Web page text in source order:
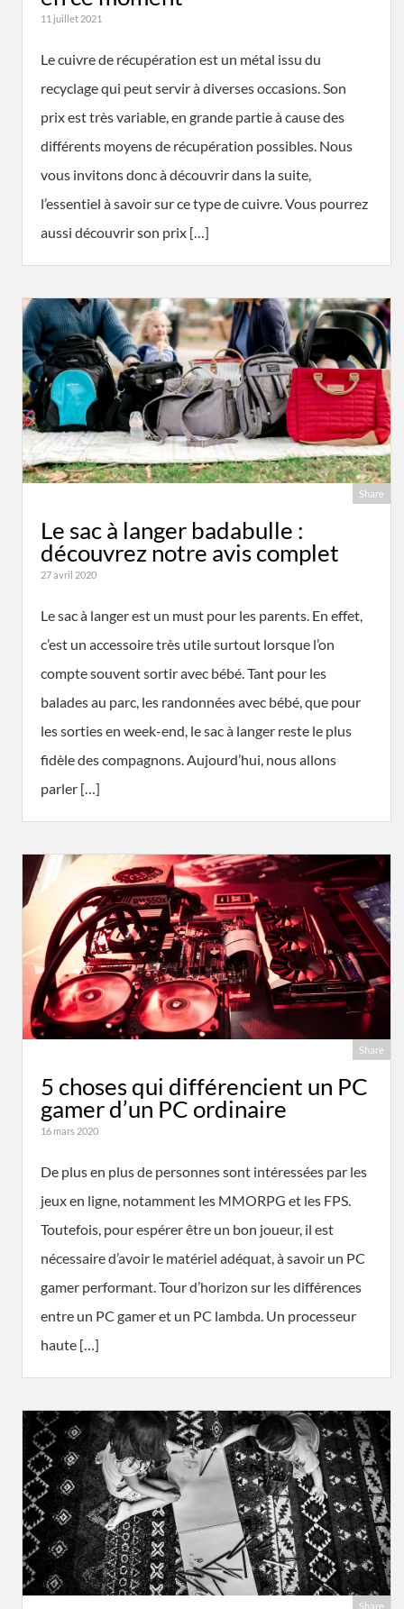
11 juillet 2021
Le cuivre de récupération est un métal issu du
recyclage qui peut servir à diverses occasions. Son
prix est très variable, en grande partie à cause des
différents moyens de récupération possibles. Nous
vous invitons donc à découvrir dans la suite,
l’essentiel à savoir sur ce type de cuivre. Vous pourrez
aussi découvrir son prix […]
Share
Le sac à langer badabulle :
découvrez notre avis complet
27 avril 2020
Le sac à langer est un must pour les parents. En effet,
c’est un accessoire très utile surtout lorsque l’on
compte souvent sortir avec bébé. Tant pour les
balades au parc, les randonnées avec bébé, que pour
les sorties en week-end, le sac à langer reste le plus
fidèle des compagnons. Aujourd’hui, nous allons
parler […]
Share
5 choses qui différencient un PC
gamer d’un PC ordinaire
16 mars 2020
De plus en plus de personnes sont intéressées par les
jeux en ligne, notamment les MMORPG et les FPS.
Toutefois, pour espérer être un bon joueur, il est
nécessaire d’avoir le matériel adéquat, à savoir un PC
gamer performant. Tour d’horizon sur les différences
entre un PC gamer et un PC lambda. Un processeur
haute […]
Share